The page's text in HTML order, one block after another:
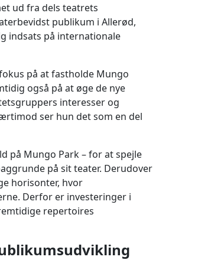
ud fra dels teatrets
publikum i Allerød,
indsats på internationale
på at fastholde Mungo
også på at øge de nye
interesser og
ser hun det som en del
på Mungo Park – for at spejle
på sit teater. Derudover
horisonter, hvor
Derfor er investeringer i
repertoires